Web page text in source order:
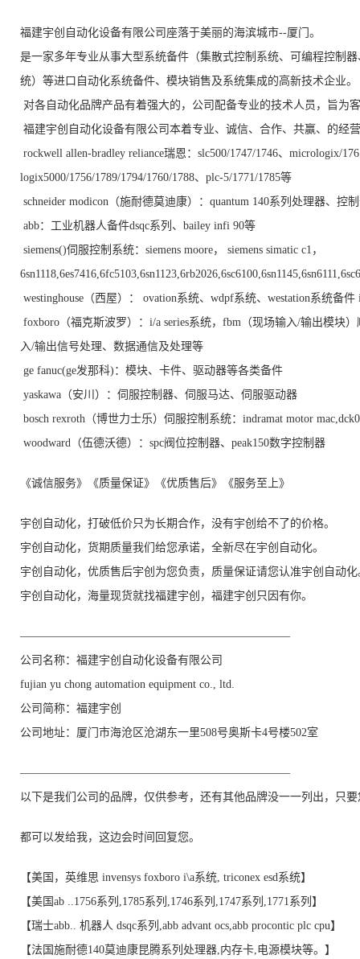
福建宇创自动化设备有限公司座落于美丽的海滨城市--厦门。
是一家多年专业从事大型系统备件（集散式控制系统、可编程控制
统）等进口自动化系统备件、模块销售及系统集成的高新技术企业。
对各自动化品牌产品有着强大的，公司配备专业的技术人员，旨为
福建宇创自动化设备有限公司本着专业、诚信、合作、共赢、的经
rockwell allen-bradley reliance瑞恩：slc500/1747/1746、micrologix/
logix5000/1756/1789/1794/1760/1788、plc-5/1771/1785等
schneider modicon（施耐德莫迪康）：quantum 140系列处理器、控
abb：工业机器人备件dsqc系列、bailey infi 90等
siemens()伺服控制系统：siemens moore， siemens simatic c1，
westinghouse（西屋）： ovation系统、wdpf系统、westation系统备件
foxboro（福克斯波罗）：i/a series系统，fbm（现场输入/输出模块
入/输出信号处理、数据通信及处理等
ge fanuc(ge发那科)：模块、卡件、驱动器等各类备件
yaskawa（安川）：伺服控制器、伺服马达、伺服驱动器
bosch rexroth（博世力士乐）伺服控制系统：indramat motor
woodward（伍德沃德）：spc阀位控制器、peak150数字控制器
《诚信服务》《质量保证》《优质售后》《服务至上》
宇创自动化，打破低价只为长期合作，没有宇创给不了的价格。
宇创自动化，货期质量我们给您承诺，全新尽在宇创自动化。
宇创自动化，优质售后宇创为您负责，质量保证请您认准宇创自动化
宇创自动化，海量现货就找福建宇创，福建宇创只因有你。
————————————————————————
公司名称：福建宇创自动化设备有限公司
fujian yu chong automation equipment co., ltd.
公司简称：福建宇创
公司地址：厦门市海沧区沧湖东一里508号奥斯卡4号楼502室
————————————————————————
以下是我们公司的品牌，仅供参考，还有其他品牌没一一列出，只
都可以发给我，这边会时间回复您。
【美国，英维思 invensys foxboro i\a系统, triconex esd系统】
【美国ab ..1756系列,1785系列,1746系列,1747系列,1771系列】
【瑞士abb.. 机器人 dsqc系列,abb advant ocs,abb procontic plc cpu】
【法国施耐德140莫迪康昆腾系列处理器,内存卡,电源模块等。】